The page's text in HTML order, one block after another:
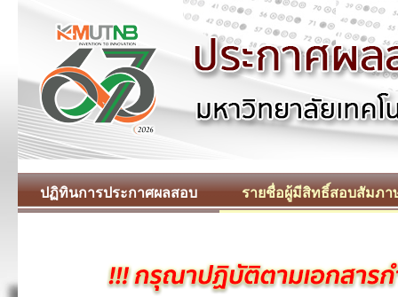
ปฏิทินการประกาศผลสอบ รายชื่อผู้มีสิทธิ์สอบสัมภ